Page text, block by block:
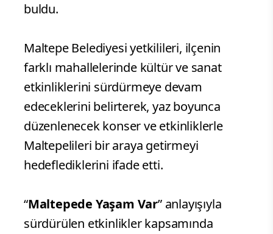
buldu.
Maltepe Belediyesi yetkilileri, ilçenin
farklı mahallelerinde kültür ve sanat
etkinliklerini sürdürmeye devam
edeceklerini belirterek, yaz boyunca
düzenlenecek konser ve etkinliklerle
Maltepelileri bir araya getirmeyi
hedeflediklerini ifade etti.
“Maltepede Yaşam Var” anlayışıyla
sürdürülen etkinlikler kapsamında